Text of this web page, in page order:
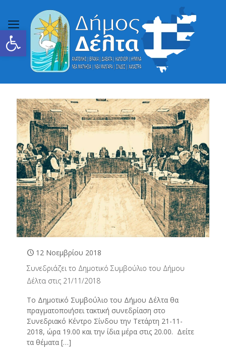
Ανοίξτε τη γραμμή εργαλείων
12 Νοεμβρίου 2018
Συνεδριάζει το Δημοτικό Συμβούλιο του Δήμου
Δέλτα στις 21/11/2018
Το Δημοτικό Συμβούλιο του Δήμου Δέλτα θα
πραγματοποιήσει τακτική συνεδρίαση στο
Συνεδριακό Κέντρο Σίνδου την Τετάρτη 21-11-
2018, ώρα 19.00 και την ίδια μέρα στις 20.00. Δείτε
τα θέματα […]